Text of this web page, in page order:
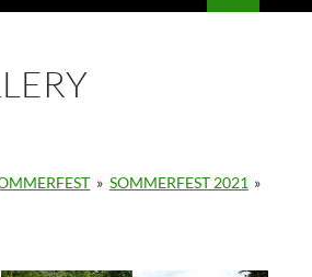
» SOMMERFEST 2021 »